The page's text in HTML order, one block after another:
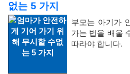
없는 5 가지
부모는 아기가
가는 법을 배울
따라야 합니다.